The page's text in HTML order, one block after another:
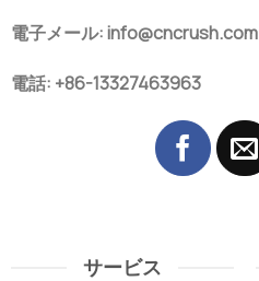
電子メール: info@cncrush.com
電話: +86-13327463963
サービス